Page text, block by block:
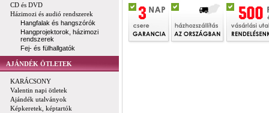
CD és DVD
Házimozi és audió rendszerek
Hangfalak és hangszórók
Hangprojektorok, házimozi
rendszerek
Fej- és fülhallgatók
AJÁNDÉK ÖTLETEK
KARÁCSONY
Valentin napi ötletek
Ajándék utalványok
Képkeretek, képtartók